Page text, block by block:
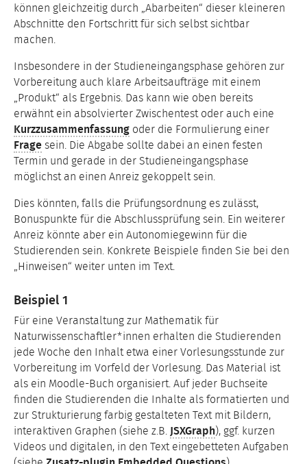
können gleichzeitig durch „Abarbeiten“ dieser kleineren
Abschnitte den Fortschritt für sich selbst sichtbar
machen.
Insbesondere in der Studieneingangsphase gehören zur
Vorbereitung auch klare Arbeitsaufträge mit einem
„Produkt“ als Ergebnis. Das kann wie oben bereits
erwähnt ein absolvierter Zwischentest oder auch eine
Kurzzusammenfassung oder die Formulierung einer
Frage sein. Die Abgabe sollte dabei an einen festen
Termin und gerade in der Studieneingangsphase
möglichst an einen Anreiz gekoppelt sein.
Dies könnten, falls die Prüfungsordnung es zulässt,
Bonuspunkte für die Abschlussprüfung sein. Ein weiterer
Anreiz könnte aber ein Autonomiegewinn für die
Studierenden sein. Konkrete Beispiele finden Sie bei den
„Hinweisen“ weiter unten im Text.
Beispiel 1
Für eine Veranstaltung zur Mathematik für
Naturwissenschaftler*innen erhalten die Studierenden
jede Woche den Inhalt etwa einer Vorlesungsstunde zur
Vorbereitung im Vorfeld der Vorlesung. Das Material ist
als ein Moodle-Buch organisiert. Auf jeder Buchseite
finden die Studierenden die Inhalte als formatierten und
zur Strukturierung farbig gestalteten Text mit Bildern,
interaktiven Graphen (siehe z.B. JSXGraph), ggf. kurzen
Videos und digitalen, in den Text eingebetteten Aufgaben